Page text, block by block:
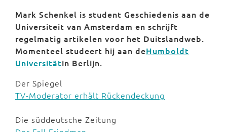
Mark Schenkel is student Geschiedenis aan de
Universiteit van Amsterdam en schrijft
regelmatig artikelen voor het Duitslandweb.
Momenteel studeert hij aan deHumboldt
Universitätin Berlijn.
Der Spiegel
TV-Moderator erhält Rückendeckung
Die süddeutsche Zeitung